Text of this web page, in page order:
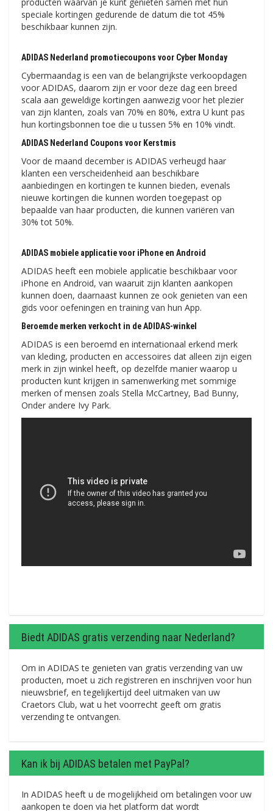
producten waarvan je kunt genieten samen met hun
speciale kortingen gedurende de datum die tot 45%
beschikbaar kunnen zijn.
ADIDAS Nederland promotiecoupons voor Cyber ​​​​Monday
Cybermaandag is een van de belangrijkste verkoopdagen
voor ADIDAS, daarom zijn er voor deze dag een breed
scala aan geweldige kortingen aanwezig voor het plezier
van zijn klanten, zoals van 70% en 80%, extra U kunt pas
hun kortingsbonnen toe die u tussen 5% en 10% vindt.
ADIDAS Nederland Coupons voor Kerstmis
Voor de maand december is ADIDAS verheugd haar
klanten een verscheidenheid aan beschikbare
aanbiedingen en kortingen te kunnen bieden, evenals
nieuwe kortingen die kunnen worden toegepast op
bepaalde van haar producten, die kunnen variëren van
30% tot 50%.
ADIDAS mobiele applicatie voor iPhone en Android
ADIDAS heeft een mobiele applicatie beschikbaar voor
iPhone en Android, van waaruit zijn klanten aankopen
kunnen doen, daarnaast kunnen ze ook genieten van een
gids voor oefeningen en training van hun App.
Beroemde merken verkocht in de ADIDAS-winkel
ADIDAS is een beroemd en internationaal erkend merk
van kleding, producten en accessoires dat alleen zijn eigen
merk in zijn winkel heeft, op dezelfde manier waarop u
producten kunt krijgen in samenwerking met sommige
merken of mensen zoals Stella McCartney, Bad Bunny,
Onder andere Ivy Park.
Biedt ADIDAS gratis verzending naar Nederland?
Om in ADIDAS te genieten van gratis verzending van uw
producten, moet u zich registreren en inschrijven voor hun
nieuwsbrief, en tegelijkertijd deel uitmaken van uw
Craetors Club, wat u het voorrecht geeft om gratis
verzending te ontvangen.
Kan ik bij ADIDAS betalen met PayPal?
In ADIDAS heeft u de mogelijkheid om betalingen voor uw
aankopen te doen via het platform dat wordt